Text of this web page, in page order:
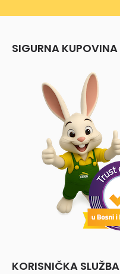
SIGURNA KUPOVINA
KORISNIČKA SLUŽBA